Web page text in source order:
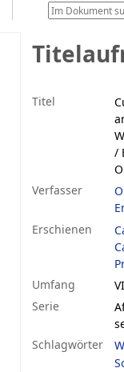
Titel
/
Verfasser
Erschienen
Umfang
Serie
Schlagwörter